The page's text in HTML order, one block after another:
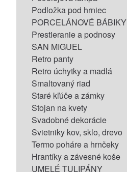
Podložka pod hrniec
PORCELÁNOVÉ BÁBIKY
Prestieranie a podnosy
SAN MIGUEL
Retro panty
Retro úchytky a madlá
Smaltovaný riad
Staré kľúče a zámky
Stojan na kvety
Svadobné dekorácie
Svietniky kov, sklo, drevo
Termo poháre a hrnčeky
Hrantíky a závesné koše
UMELÉ TULIPÁNY